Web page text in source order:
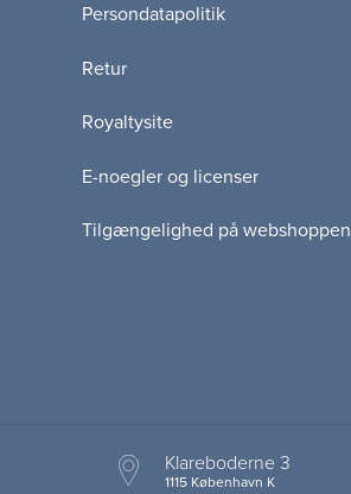
Persondatapolitik
Retur
Royaltysite
E-noegler og licenser
Tilgængelighed på webshoppen
Klareboderne 3
1115 København K